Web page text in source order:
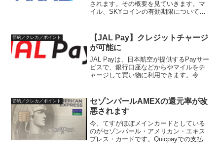
されます。その概要を見ていきます。マ
イル、SKYコインの有効期限についてマ
常マイル）：取得した日から、36ヶ月後
の月末グル...
節約／クレカ／ポイント
【JAL Pay】クレジットチャージ
が可能に
JAL Payは、日本航空が提供するPayサー
ビスで、銀行口座などからやマイルをチ
ャージして買い物に利用できます。令和6
るJAL PayとANA Payの利用環境をま...
節約／クレカ／ポイント
セゾンパールAMEXの還元率が改
悪されます
今、てすがほぼメインカードとしている
のがセゾンパール・アメリカン・エキス
プレス・カードです。Quicpayでの支払い